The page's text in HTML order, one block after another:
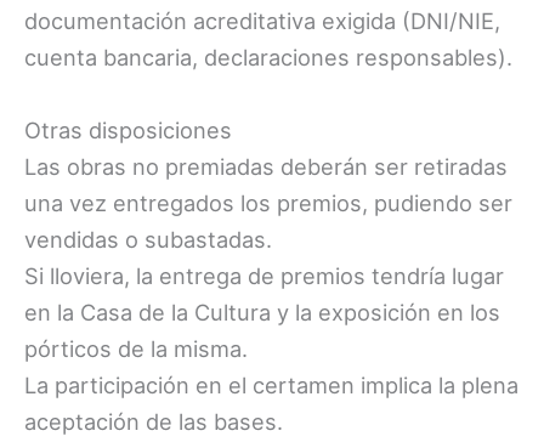
documentación acreditativa exigida (DNI/NIE,
cuenta bancaria, declaraciones responsables).
Otras disposiciones
Las obras no premiadas deberán ser retiradas
una vez entregados los premios, pudiendo ser
vendidas o subastadas.
Si lloviera, la entrega de premios tendría lugar
en la Casa de la Cultura y la exposición en los
pórticos de la misma.
La participación en el certamen implica la plena
aceptación de las bases.